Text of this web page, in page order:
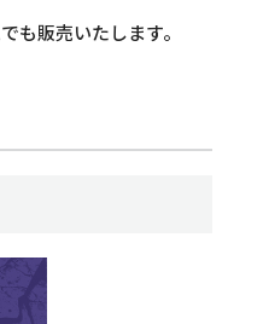
も販売いたします。